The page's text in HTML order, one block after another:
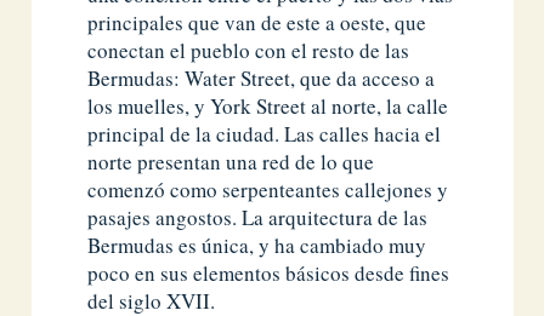
principales que van de este a oeste, que
conectan el pueblo con el resto de las
Bermudas: Water Street, que da acceso a
los muelles, y York Street al norte, la calle
principal de la ciudad. Las calles hacia el
norte presentan una red de lo que
comenzó como serpenteantes callejones y
pasajes angostos. La arquitectura de las
Bermudas es única, y ha cambiado muy
poco en sus elementos básicos desde fines
del siglo XVII.